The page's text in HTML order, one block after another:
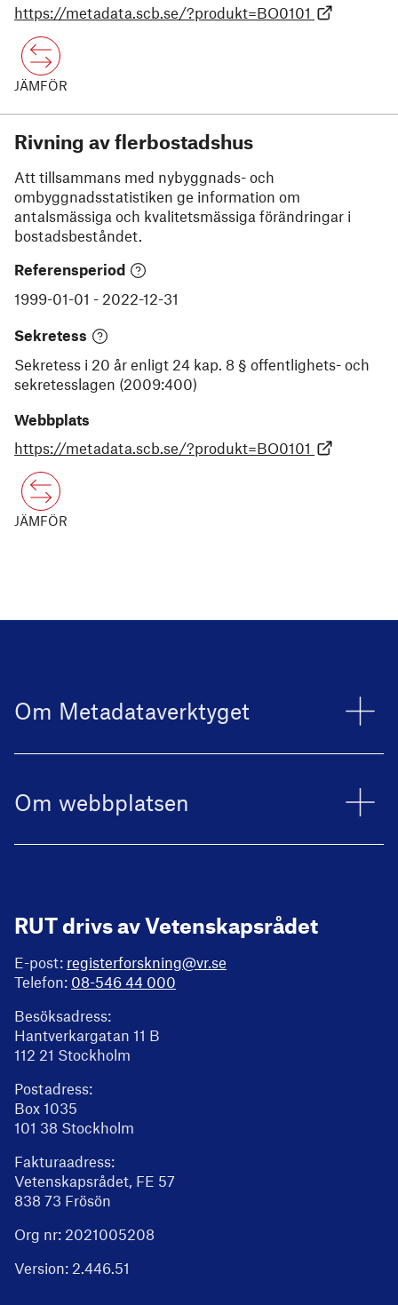
https://metadata.scb.se/?produkt=BO0101
JÄMFÖR
Rivning av flerbostadshus
Att tillsammans med nybyggnads- och
ombyggnadsstatistiken ge information om
antalsmässiga och kvalitetsmässiga förändringar i
bostadsbeståndet.
Referensperiod
1999-01-01 - 2022-12-31
Sekretess
Sekretess i 20 år enligt 24 kap. 8 § offentlighets- och
sekretesslagen (2009:400)
Webbplats
https://metadata.scb.se/?produkt=BO0101
JÄMFÖR
Om Metadataverktyget
Om webbplatsen
RUT drivs av Vetenskapsrådet
E-post: registerforskning@vr.se
Telefon: 08-546 44 000
Besöksadress:
Hantverkargatan 11 B
112 21 Stockholm
Postadress:
Box 1035
101 38 Stockholm
Fakturaadress:
Vetenskapsrådet, FE 57
838 73 Frösön
Org nr: 2021005208
Version: 2.446.51